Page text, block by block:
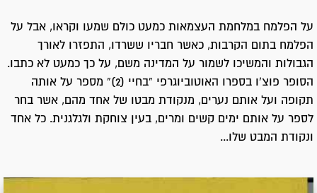
על הפלמח במלחמת העצמאות כמעט כולם שמעו וקראו, אבל על
הפלמח בתום הקרבות, כאשר חבריו ששרדו, התפזרו לאורך
הגבולות והמשיכו לשמור על המדינה משם, על כך כמעט לא כתבו.
הסופר פוצ'ו בספרו האוטוביוגרפי “בחיי (2)“ מספר על אותה
תקופה ועל אותם נערים, מנקודת מבטו של אחד מהם, אשר בחר
לספר על אותם ימים קשים ומרים, בעין צוחקת ולגלגנית. כל אחד
ונקודת המבט שלו...